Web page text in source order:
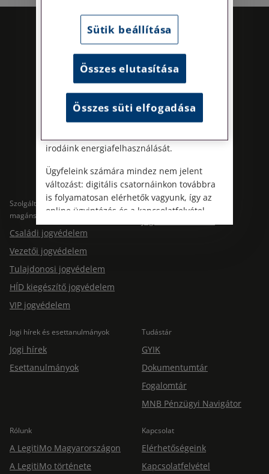
Kövess minket!
Szolgáltatások
magánszemélyeknek
Családi jogvédelem
Vezetői jogvédelem
Tulajdonosi jogvédelem
HÍD kiegészítő jogvédelem
VIP jogvédelem
Szolgáltatások cégeknek
Jogi hírek és esettanulmányok
Jogi hírek
Esettanulmányok
Tudástár
GYIK
Dokumentumtár
Fogalomtár
MNB Pénzügyi Navigátor
Rólunk
A LegitiMo Magyarországon
A LegitiMo története
Kapcsolat
Elérhetőségeink
Kapcsolatfelvétel
menüpont alatt érhető el.
Az energiatudatos és fenntartható
működés iránti elkötelezettségünk
részeként augusztus 8-án, szombaton
irodamentes, home office munkanapot
tartunk. A rendkívüli hőségre és az
energiaellátási rendszer terhelésére
tekintettel ezzel egyszerre óvjuk
irodáink energiafelhasználását.
Ügyfeleink számára mindez nem jelent
változást: digitális csatornáinkon továbbra
is folyamatosan elérhetők vagyunk, így az
online ügyintézés és a kapcsolatfelvétel
változatlanul biztosított.
Sütik beállítása
Összes elutasítása
Összes süti elfogadása